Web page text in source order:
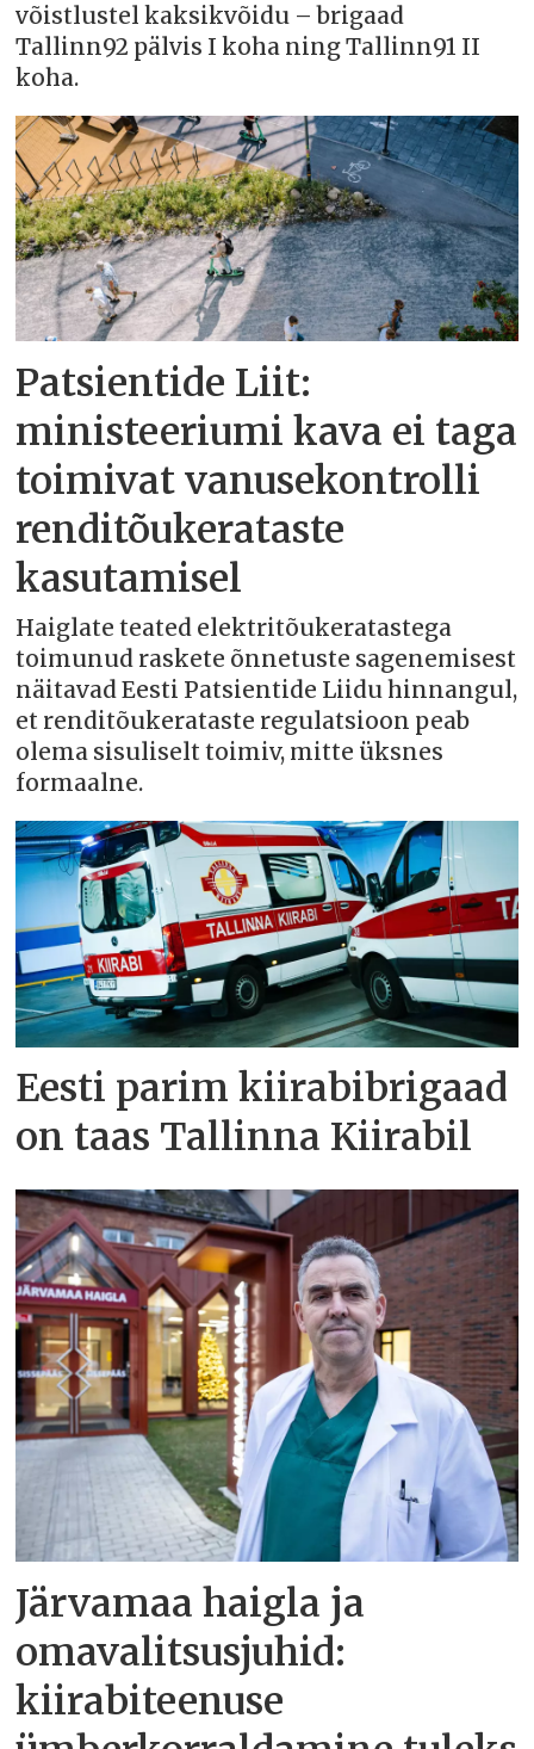
võistlustel kaksikvõidu – brigaad
Tallinn92 pälvis I koha ning Tallinn91 II
koha.
Patsientide Liit:
ministeeriumi kava ei taga
toimivat vanusekontrolli
renditõukerataste
kasutamisel
Haiglate teated elektritõukeratastega
toimunud raskete õnnetuste sagenemisest
näitavad Eesti Patsientide Liidu hinnangul,
et renditõukerataste regulatsioon peab
olema sisuliselt toimiv, mitte üksnes
formaalne.
Eesti parim kiirabibrigaad
on taas Tallinna Kiirabil
Järvamaa haigla ja
omavalitsusjuhid:
kiirabiteenuse